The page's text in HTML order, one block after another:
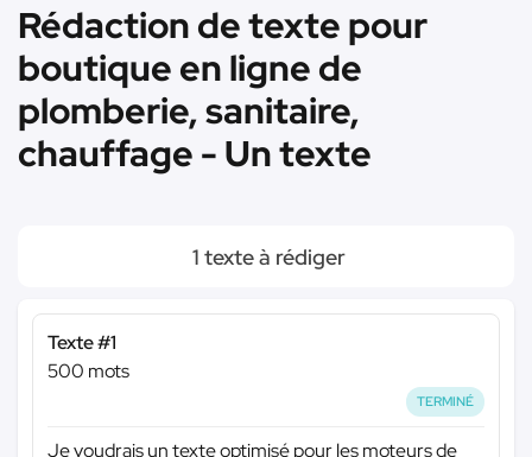
Rédaction de texte pour
boutique en ligne de
plomberie, sanitaire,
chauffage - Un texte
1 texte à rédiger
Texte #1
500 mots
TERMINÉ
Je voudrais un texte optimisé pour les moteurs de